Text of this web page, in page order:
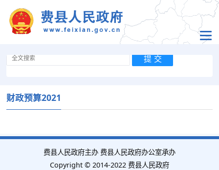
财政预算2021
费县人民政府主办 费县人民政府办公室承办
Copyright © 2014-2022 费县人民政府